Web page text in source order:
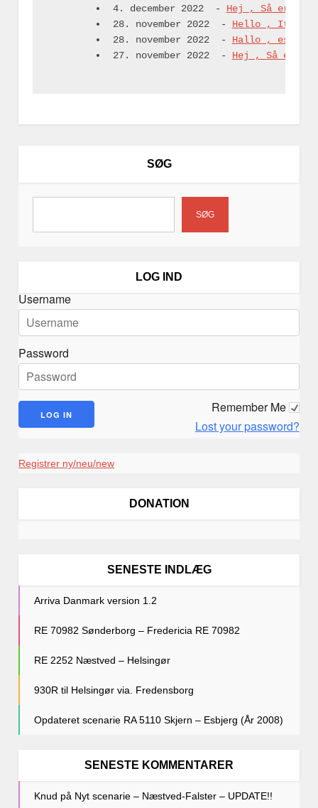
4. december 2022 -
Hej , Så er der
28. november 2022
-
Hello , It is
28. november 2022
-
Hallo , es ist
27. november 2022
- Hej , Så er
SØG
SØG
LOG IND
Username
Password
Remember Me
Lost your password?
Registrer ny/neu/new
DONATION
SENESTE INDLÆG
Arriva Danmark version 1.2
RE 70982 Sønderborg – Fredericia RE 70982
RE 2252 Næstved – Helsingør
930R til Helsingør via. Fredensborg
Opdateret scenarie RA 5110 Skjern – Esbjerg (År 2008)
SENESTE KOMMENTARER
Knud på Nyt scenarie – Næstved-Falster – UPDATE!!